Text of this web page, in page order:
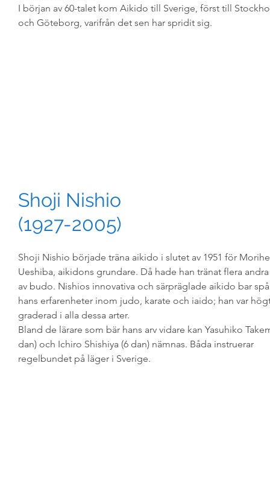
I början av 60-talet kom Aikido till Sverige, först till
och Göteborg, varifrån det sen har spridit sig.
Shoji Nishio
(1927-2005)
Shoji Nishio började träna aikido i slutet av 1951 för
Ueshiba, aikidons grundare. Då hade han tränat flera
av budo. Nishios innovativa och särpräglade aikido bar
hans erfarenheter inom judo, karate och iaido; han var
graderad i alla dessa arter.
Bland de lärare som bär hans arv vidare kan Yasuhiko
dan) och Ichiro Shishiya (6 dan) nämnas. Båda instruerar
regelbundet på läger i Sverige.